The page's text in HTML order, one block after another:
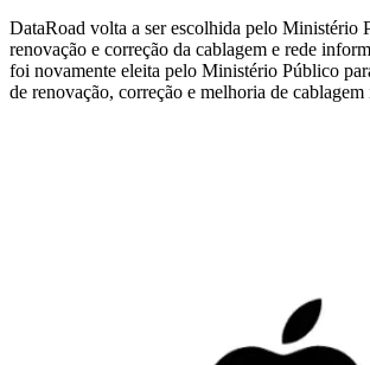
DataRoad volta a ser escolhida pelo Ministério
renovação e correção da cablagem e rede
foi novamente eleita pelo Ministério Público
de renovação, correção e melhoria de